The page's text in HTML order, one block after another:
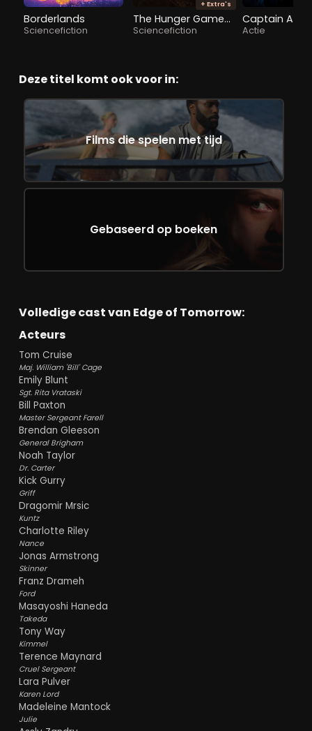
Borderlands
Sciencefiction
+ Extra's
The Hunger Games: The Ballad of Songbirds & Snakes
Sciencefiction Actie
Deze titel komt ook voor in:
Films die spelen met tijd
Gebaseerd op boeken
Volledige cast van Edge of Tomorrow:
Acteurs
Tom Cruise
Maj. William 'Bill' Cage
Emily Blunt
Sgt. Rita Vrataski
Bill Paxton
Master Sergeant Farell
Brendan Gleeson
General Brigham
Noah Taylor
Dr. Carter
Kick Gurry
Griff
Dragomir Mrsic
Kuntz
Charlotte Riley
Nance
Jonas Armstrong
Skinner
Franz Drameh
Ford
Masayoshi Haneda
Takeda
Tony Way
Kimmel
Terence Maynard
Cruel Sergeant
Lara Pulver
Karen Lord
Madeleine Mantock
Julie